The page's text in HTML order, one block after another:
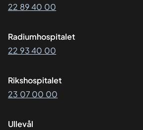
22 89 40 00
Radiumhospitalet
22 93 40 00
Rikshospitalet
23 07 00 00
Ullevål